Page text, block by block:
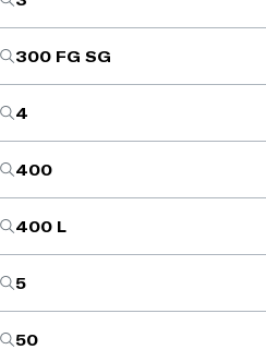
300 FG SG
4
400
400 L
5
50